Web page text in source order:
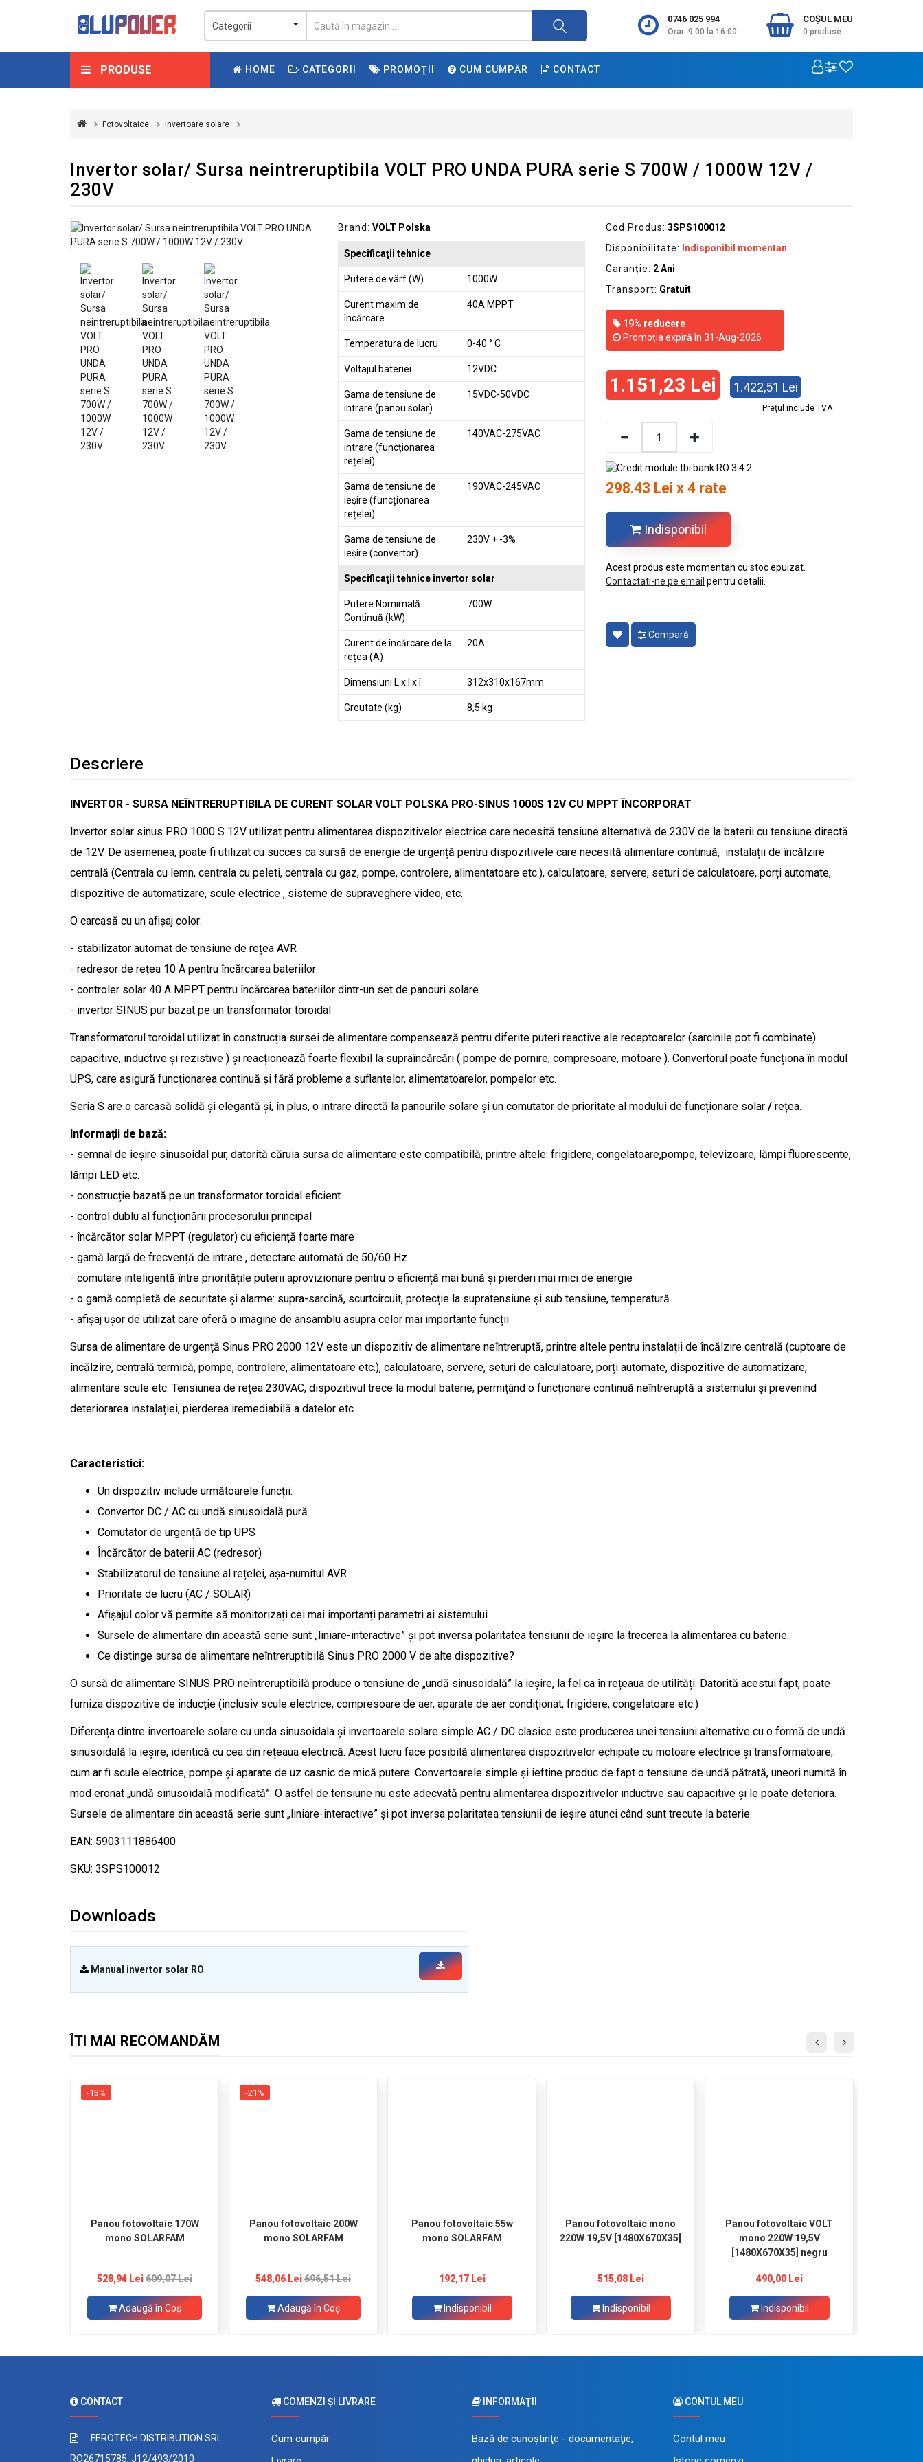
0746 025 994
Orar: 9:00 la 16:00
COŞUL MEU
0 produse
PRODUSE HOME CATEGORII PROMOŢII CUM CUMPĂR CONTACT
Fotovoltaice Invertoare solare
Invertor solar/ Sursa neintreruptibila VOLT PRO UNDA PURA serie S 700W / 1000W 12V /
230V
Brand: VOLT Polska
Specificaţii tehnice
Putere de vârf (W) 1000W
Curent maxim de
încărcare
40A MPPT
Temperatura de lucru 0-40 ° C
Voltajul bateriei 12VDC
Gama de tensiune de
intrare (panou solar)
15VDC-50VDC
Gama de tensiune de
intrare (funcționarea
rețelei)
140VAC-275VAC
Gama de tensiune de
ieșire (funcționarea
rețelei)
190VAC-245VAC
Gama de tensiune de
ieșire (convertor)
230V + -3%
Specificaţii tehnice invertor solar
Putere Nomimală
Continuă (kW)
700W
Curent de încărcare de la
rețea (A)
20A
Dimensiuni L x l x î 312x310x167mm
Greutate (kg) 8,5 kg
Cod Produs: 3SPS100012
Disponibilitate:
Indisponibil momentan
Garanție: 2 Ani
Transport: Gratuit
19% reducere
Promoția expiră în 31-Aug-2026
1.151,23 Lei 1.422,51 Lei
Prețul include TVA
298.43 Lei x 4 rate
Indisponibil
Acest produs este momentan cu stoc epuizat.
Contactati-ne pe email pentru detalii.
Compară
Descriere
INVERTOR - SURSA NEÎNTRERUPTIBILA DE CURENT SOLAR VOLT POLSKA PRO-SINUS 1000S 12V CU MPPT ÎNCORPORAT
Invertor solar sinus PRO 1000 S 12V utilizat pentru alimentarea dispozitivelor electrice care necesită tensiune alternativă de 230V de la baterii cu tensiune directă
de 12V. De asemenea, poate fi utilizat cu succes ca sursă de energie de urgență pentru dispozitivele care necesită alimentare continuă, instalații de încălzire
centrală (Centrala cu lemn, centrala cu peleti, centrala cu gaz, pompe, controlere, alimentatoare etc.), calculatoare, servere, seturi de calculatoare, porți automate,
dispozitive de automatizare, scule electrice , sisteme de supraveghere video, etc.
O carcasă cu un afișaj color:
- stabilizator automat de tensiune de rețea AVR
- redresor de rețea 10 A pentru încărcarea bateriilor
- controler solar 40 A MPPT pentru încărcarea bateriilor dintr-un set de panouri solare
- invertor SINUS pur bazat pe un transformator toroidal
Transformatorul toroidal utilizat în construcția sursei de alimentare compensează pentru diferite puteri reactive ale receptoarelor (sarcinile pot fi combinate)
capacitive, inductive și rezistive ) și reacționează foarte flexibil la supraîncărcări ( pompe de pornire, compresoare, motoare ). Convertorul poate funcționa în modul
UPS, care asigură funcționarea continuă și fără probleme a suflantelor, alimentatoarelor, pompelor etc.
Seria S are o carcasă solidă și elegantă și, în plus, o intrare directă la panourile solare și un comutator de prioritate al modului de funcționare solar / rețea.
Informații de bază:
- semnal de ieșire sinusoidal pur, datorită căruia sursa de alimentare este compatibilă, printre altele: frigidere, congelatoare,pompe, televizoare, lămpi fluorescente,
lămpi LED etc.
- construcție bazată pe un transformator toroidal eficient
- control dublu al funcționării procesorului principal
- încărcător solar MPPT (regulator) cu eficiență foarte mare
- gamă largă de frecvență de intrare , detectare automată de 50/60 Hz
- comutare inteligentă între prioritățile puterii aprovizionare pentru o eficiență mai bună și pierderi mai mici de energie
- o gamă completă de securitate și alarme: supra-sarcină, scurtcircuit, protecție la supratensiune și sub tensiune, temperatură
- afișaj ușor de utilizat care oferă o imagine de ansamblu asupra celor mai importante funcții
Sursa de alimentare de urgență Sinus PRO 2000 12V este un dispozitiv de alimentare neîntreruptă, printre altele pentru instalații de încălzire centrală (cuptoare de
încălzire, centrală termică, pompe, controlere, alimentatoare etc.), calculatoare, servere, seturi de calculatoare, porți automate, dispozitive de automatizare,
alimentare scule etc. Tensiunea de rețea 230VAC, dispozitivul trece la modul baterie, permițând o funcționare continuă neîntreruptă a sistemului și prevenind
deteriorarea instalației, pierderea iremediabilă a datelor etc.
Caracteristici:
Un dispozitiv include următoarele funcții:
Convertor DC / AC cu undă sinusoidală pură
Comutator de urgență de tip UPS
Încărcător de baterii AC (redresor)
Stabilizatorul de tensiune al rețelei, așa-numitul AVR
Prioritate de lucru (AC / SOLAR)
Afișajul color vă permite să monitorizați cei mai importanți parametri ai sistemului
Sursele de alimentare din această serie sunt „liniare-interactive” și pot inversa polaritatea tensiunii de ieșire la trecerea la alimentarea cu baterie.
Ce distinge sursa de alimentare neîntreruptibilă Sinus PRO 2000 V de alte dispozitive?
O sursă de alimentare SINUS PRO neîntreruptibilă produce o tensiune de „undă sinusoidală” la ieșire, la fel ca în rețeaua de utilități. Datorită acestui fapt, poate
furniza dispozitive de inducție (inclusiv scule electrice, compresoare de aer, aparate de aer condiționat, frigidere, congelatoare etc.)
Diferența dintre invertoarele solare cu unda sinusoidala și invertoarele solare simple AC / DC clasice este producerea unei tensiuni alternative cu o formă de undă
sinusoidală la ieșire, identică cu cea din rețeaua electrică. Acest lucru face posibilă alimentarea dispozitivelor echipate cu motoare electrice și transformatoare,
cum ar fi scule electrice, pompe și aparate de uz casnic de mică putere. Convertoarele simple și ieftine produc de fapt o tensiune de undă pătrată, uneori numită în
mod eronat „undă sinusoidală modificată”. O astfel de tensiune nu este adecvată pentru alimentarea dispozitivelor inductive sau capacitive și le poate deteriora.
Sursele de alimentare din această serie sunt „liniare-interactive” și pot inversa polaritatea tensiunii de ieșire atunci când sunt trecute la baterie.
EAN: 5903111886400
SKU: 3SPS100012
Downloads
Manual invertor solar RO
ÎTI MAI RECOMANDĂM
Panou fotovoltaic 170W
mono SOLARFAM
528,94 Lei609,07 Lei
-13%
Adaugă în Coş
Panou fotovoltaic 200W
mono SOLARFAM
548,06 Lei696,51 Lei
-21%
Adaugă în Coş
Panou fotovoltaic 55w
mono SOLARFAM
192,17 Lei
Indisponibil
Panou fotovoltaic mono
220W 19,5V [1480X670X35]
515,08 Lei
Indisponibil
Panou fotovoltaic VOLT
mono 220W 19,5V
[1480X670X35] negru
490,00 Lei
Indisponibil
CONTACT
FEROTECH DISTRIBUTION SRL
RO26715785, J12/493/2010
COMENZI ŞI LIVRARE
Cum cumpăr
INFORMAŢII
Bază de cunoştinţe - documentaţie,
CONTUL MEU
Contul meu